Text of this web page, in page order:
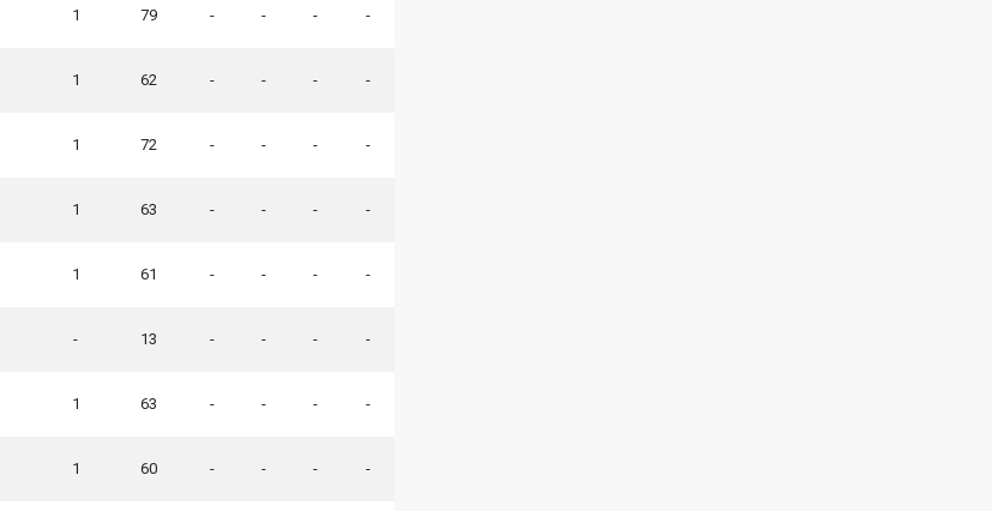
1 79 - - - -
1 62 - - - -
1 72 - - - -
1 63 - - - -
1 61 - - - -
- 13 - - - -
1 63 - - - -
1 60 - - - -